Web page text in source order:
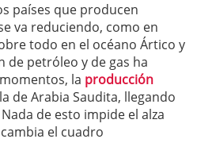
países que producen
va reduciendo, como en
todo en el océano Ártico y
de petróleo y de gas ha
la producción
de Arabia Saudita, llegando
de esto impide el alza
el cuadro